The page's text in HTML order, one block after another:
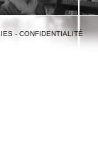
- CONFIDENTIALITÉ